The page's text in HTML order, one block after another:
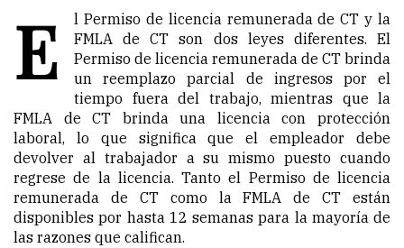
E
l Permiso de licencia remunerada de CT y la
FMLA de CT son dos leyes diferentes. El
Permiso de licencia remunerada de CT brinda
un reemplazo parcial de ingresos por el
tiempo fuera del trabajo, mientras que la
FMLA de CT brinda una licencia con protección
laboral, lo que significa que el empleador debe
devolver al trabajador a su mismo puesto cuando
regrese de la licencia. Tanto el Permiso de licencia
remunerada de CT como la FMLA de CT están
disponibles por hasta 12 semanas para la mayoría de
las razones que califican.